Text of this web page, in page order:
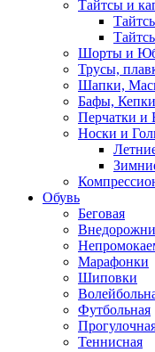
Тайтсы и
Шорты и
Трусы,
Шапки,
Бафы,
Перчатки и
Носки и
Обувь
Беговая
Марафонки
Шиповки
Футбольная
Теннисная